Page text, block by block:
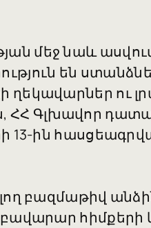
մեջ նաև
են
ու
Գլխավոր
13-ին
բազմաթիվ
բավարար հիմքերի